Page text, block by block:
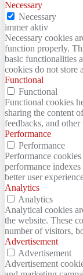
Necessary
Necessary
immer aktiv
Necessary cookies
function properly.
basic functionalities
cookies do not store
Functional
Functional
Functional cookies
sharing the content
feedbacks, and
Performance
Performance
Performance
performance
better user
Analytics
Analytics
Analytical cookies
the website. These
number of visitors,
Advertisement
Advertisement
Advertisement